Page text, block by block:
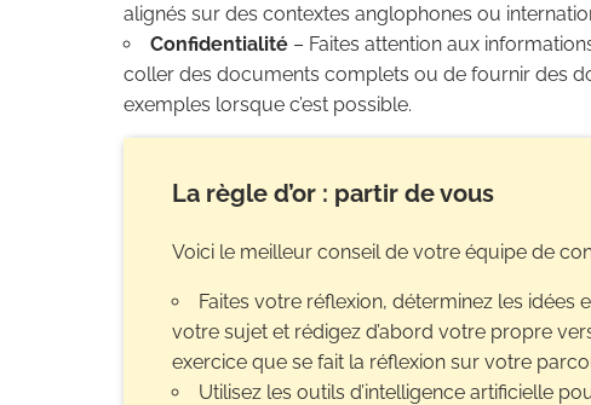
alignés sur des contextes anglophones ou
Confidentialité – Faites attention aux
coller des documents complets ou de fournir des
exemples lorsque c’est possible.
La règle d’or : partir de vous
Voici le meilleur conseil de votre équipe de
Faites votre réflexion, déterminez les
votre sujet et rédigez d’abord votre propre
exercice que se fait la réflexion sur votre
Utilisez les outils d’intelligence artificielle